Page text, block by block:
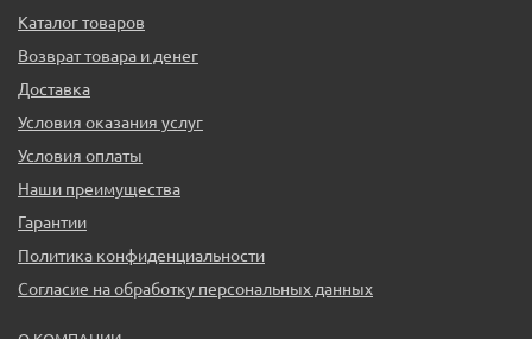
Каталог товаров
Возврат товара и денег
Доставка
Условия оказания услуг
Условия оплаты
Наши преимущества
Гарантии
Политика конфиденциальности
Согласие на обработку персональных данных